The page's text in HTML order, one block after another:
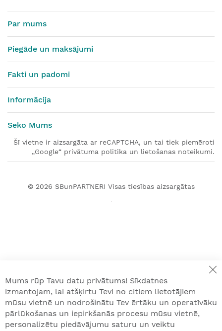
Par mums
Piegāde un maksājumi
Fakti un padomi
Informācija
Seko Mums
Šī vietne ir aizsargāta ar reCAPTCHA, un tai tiek piemēroti
„Google“ privātuma politika un lietošanas noteikumi.
© 2026 SBunPARTNERI Visas tiesības aizsargātas
Mums rūp Tavu datu privātums! Sīkdatnes
izmantojam, lai atšķirtu Tevi no citiem lietotājiem
mūsu vietnē un nodrošinātu Tev ērtāku un operatīvāku
pārlūkošanas un iepirkšanās procesu mūsu vietnē,
personalizētu piedāvājumu saturu un veiktu